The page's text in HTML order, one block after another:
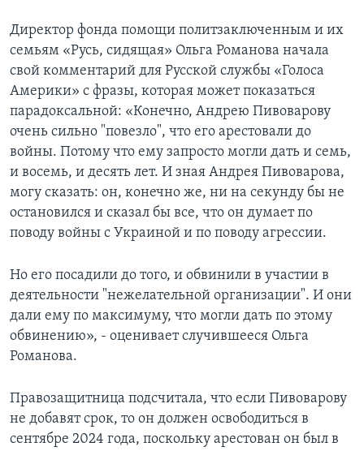
Директор фонда помощи политзаключенным и их
семьям «Русь, сидящая» Ольга Романова начала
свой комментарий для Русской службы «Голоса
Америки» с фразы, которая может показаться
парадоксальной: «Конечно, Андрею Пивоварову
очень сильно "повезло", что его арестовали до
войны. Потому что ему запросто могли дать и семь,
и восемь, и десять лет. И зная Андрея Пивоварова,
могу сказать: он, конечно же, ни на секунду бы не
остановился и сказал бы все, что он думает по
поводу войны с Украиной и по поводу агрессии.
Но его посадили до того, и обвинили в участии в
деятельности "нежелательной организации". И они
дали ему по максимуму, что могли дать по этому
обвинению», - оценивает случившееся Ольга
Романова.
Правозащитница подсчитала, что если Пивоварову
не добавят срок, то он должен освободиться в
сентябре 2024 года, поскольку арестован он был в